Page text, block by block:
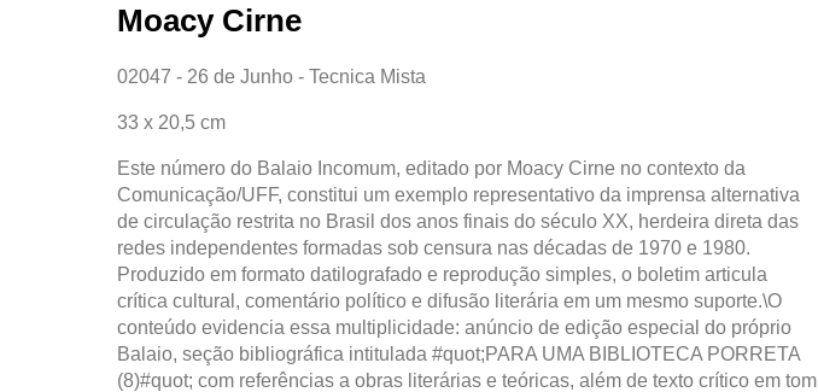
Moacy Cirne
02047 - 26 de Junho - Tecnica Mista
33 x 20,5 cm
Este número do Balaio Incomum, editado por Moacy Cirne no contexto da
Comunicação/UFF, constitui um exemplo representativo da imprensa alternativa
de circulação restrita no Brasil dos anos finais do século XX, herdeira direta das
redes independentes formadas sob censura nas décadas de 1970 e 1980.
Produzido em formato datilografado e reprodução simples, o boletim articula
crítica cultural, comentário político e difusão literária em um mesmo suporte.\O
conteúdo evidencia essa multiplicidade: anúncio de edição especial do próprio
Balaio, seção bibliográfica intitulada #quot;PARA UMA BIBLIOTECA PORRETA
(8)#quot; com referências a obras literárias e teóricas, além de texto crítico em tom